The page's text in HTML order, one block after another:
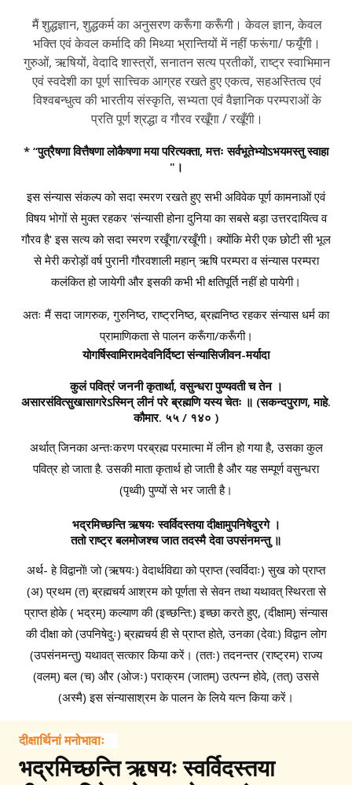
मैं शुद्धज्ञान, शुद्धकर्म का अनुसरण करूँगा करूँगी। केवल ज्ञान, केवल
भक्ति एवं केवल कर्मादि की मिथ्या भ्रान्तियों में नहीं फरूंगा/ फयूँगी।
गुरुओं, ऋषियों, वेदादि शास्त्रों, सनातन सत्य प्रतीकों, राष्ट्र स्वाभिमान
एवं स्वदेशी का पूर्ण सात्त्विक आग्रह रखते हुए एकत्व, सहअस्तित्व एवं
विश्वबन्धुत्व की भारतीय संस्कृति, सभ्यता एवं वैज्ञानिक परम्पराओं के
प्रति पूर्ण श्रद्धा व गौरव रखूँगा / रखूँगी।
* “पुत्रैषणा वित्तैषणा लोकैषणा मया परित्यक्ता, मत्तः सर्वभूतेभ्योऽभयमस्तु स्वाहा
"।
इस संन्यास संकल्प को सदा स्मरण रखते हुए सभी अविवेक पूर्ण कामनाओं एवं
विषय भोगों से मुक्त रहकर 'संन्यासी होना दुनिया का सबसे बड़ा उत्तरदायित्व व
गौरव है' इस सत्य को सदा स्मरण रखूँगा/रखूँगी। क्योंकि मेरी एक छोटी सी भूल
से मेरी करोड़ों वर्ष पुरानी गौरवशाली महान् ऋषि परम्परा व संन्यास परम्परा
कलंकित हो जायेगी और इसकी कभी भी क्षतिपूर्ति नहीं हो पायेगी।
अतः मैं सदा जागरुक, गुरुनिष्ठ, राष्ट्रनिष्ठ, ब्रह्मनिष्ठ रहकर संन्यास धर्म का
प्रामाणिकता से पालन करूँगा/करूँगी।
योगर्षिस्वामिरामदेवनिर्दिष्टा संन्यासिजीवन-मर्यादा
कुलं पवित्रं जननी कृतार्था, वसुन्धरा पुण्यवती च तेन ।
असारसंवित्सुखासागरेऽस्मिन् लीनं परे ब्रह्मणि यस्य चेतः ॥ (सकन्दपुराण, माहे.
कौमार. ५५ / १४० )
अर्थात् जिनका अन्तःकरण परब्रह्म परमात्मा में लीन हो गया है, उसका कुल
पवित्र हो जाता है. उसकी माता कृतार्थ हो जाती है और यह सम्पूर्ण वसुन्धरा
(पृथ्वी) पुण्यों से भर जाती है।
भद्रमिच्छन्ति ऋषयः स्वर्विदस्तया दीक्षामुपनिषेदुरगे ।
ततो राष्ट्र बलमोजश्च जात तदस्मै देवा उपसंनमन्तु ॥
अर्थ- हे विद्वानों! जो (ऋषयः) वेदार्थविद्या को प्राप्त (स्वर्विदाः) सुख को प्राप्त
(अ) प्रथम (त) ब्रह्मचर्य आश्रम को पूर्णता से सेवन तथा यथावत् स्थिरता से
प्राप्त होके ( भद्रम्) कल्याण की (इच्छन्ति:) इच्छा करते हुए, (दीक्षाम्) संन्यास
की दीक्षा को (उपनिषेदुः) ब्रह्मचर्य ही से प्राप्त होते, उनका (देवा:) विद्वान लोग
(उपसंनमन्तु) यथावत् सत्कार किया करें। (ततः) तदनन्तर (राष्ट्रम) राज्य
(वलम्) बल (च) और (ओजः) पराक्रम (जातम्) उत्पन्न होवे, (तत्) उससे
(अस्मै) इस संन्यासाश्रम के पालन के लिये यत्न किया करें।
दीक्षार्थिनां मनोभावाः
भद्रमिच्छन्ति ऋषयः स्वर्विदस्तया